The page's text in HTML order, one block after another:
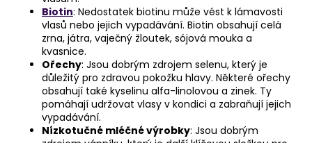
Biotin: Nedostatek biotinu může vést k lámavosti
vlasů nebo jejich vypadávání. Biotin obsahují celá
zrna, játra, vaječný žloutek, sójová mouka a
kvasnice.
Ořechy: Jsou dobrým zdrojem selenu, který je
důležitý pro zdravou pokožku hlavy. Některé ořechy
obsahují také kyselinu alfa-linolovou a zinek. Ty
pomáhají udržovat vlasy v kondici a zabraňují jejich
vypadávání.
Nízkotučné mléčné výrobky: Jsou dobrým